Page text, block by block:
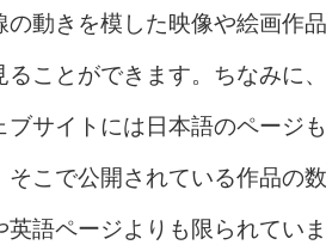
の動きを模した映像や絵画作
ることができます。ちなみに
ブサイトには日本語のページ
そこで公開されている作品の
英語ページよりも限られてい